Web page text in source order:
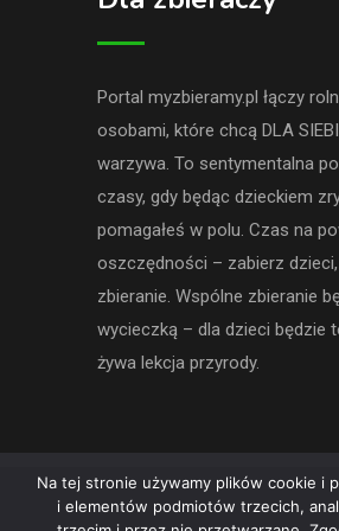
Portal myzbieramy.pl łączy
osobami, które chcą DLA
warzywa. To sentymentalna
czasy, gdy będąc dzieckiem
pomagałeś w polu. Czas na
oszczędności – zabierz
zbieranie. Wspólne zbieranie
wycieczką – dla dzieci będzie
żywa lekcja przyrody.
Na tej stronie używamy plików cookie i
i elementów podmiotów trzecich,